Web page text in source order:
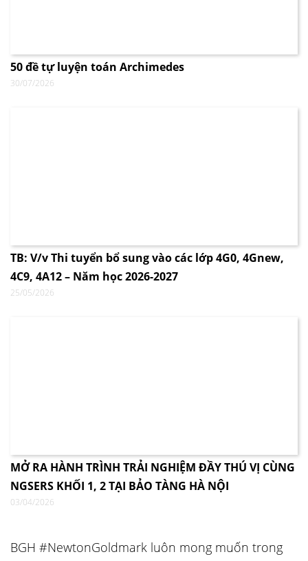
50 đề tự luyện toán Archimedes
30/07/2026
TB: V/v Thi tuyển bổ sung vào các lớp 4G0, 4Gnew,
4C9, 4A12 – Năm học 2026-2027
25/05/2026
MỞ RA HÀNH TRÌNH TRẢI NGHIỆM ĐẦY THÚ VỊ CÙNG
NGSERS KHỐI 1, 2 TẠI BẢO TÀNG HÀ NỘI
03/04/2026
BGH #NewtonGoldmark luôn mong muốn trong